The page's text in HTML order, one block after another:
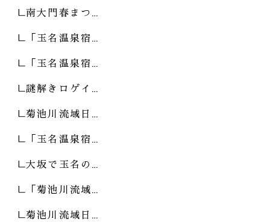
南大門春まつ…
「玉名温泉宿…
「玉名温泉宿…
謎解きロゲイ…
菊池川流域日…
「玉名温泉宿…
大坂で玉名の…
「菊池川流域…
菊池川流域日…